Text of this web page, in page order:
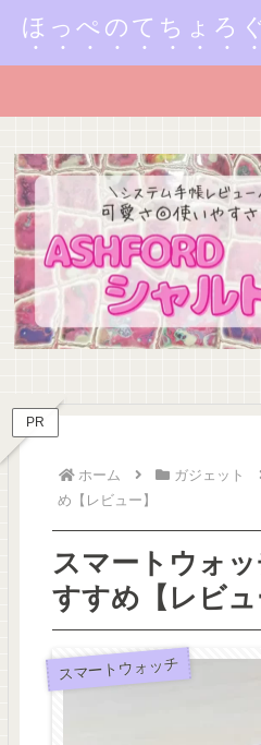
ほっぺのてちょろ
PR
ホーム ガジェット
め【レビュー】
スマートウォ
すすめ【レビュ
スマートウォッチ